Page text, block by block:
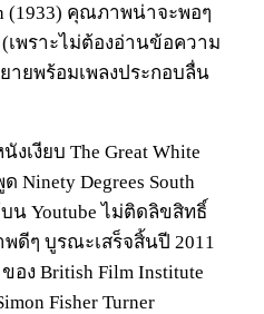
(1933) คุณภาพน่าจะพอๆ
พราะไม่ต้องอ่านข้อความ
ายพร้อมเพลงประกอบลื่น
เงียบ The Great White
Ninety Degrees South
น Youtube ไม่ติดลิขสิทธิ์
ดีๆ บูรณะเสร็จสิ้นปี 2011
อง British Film Institute
Fisher Turner